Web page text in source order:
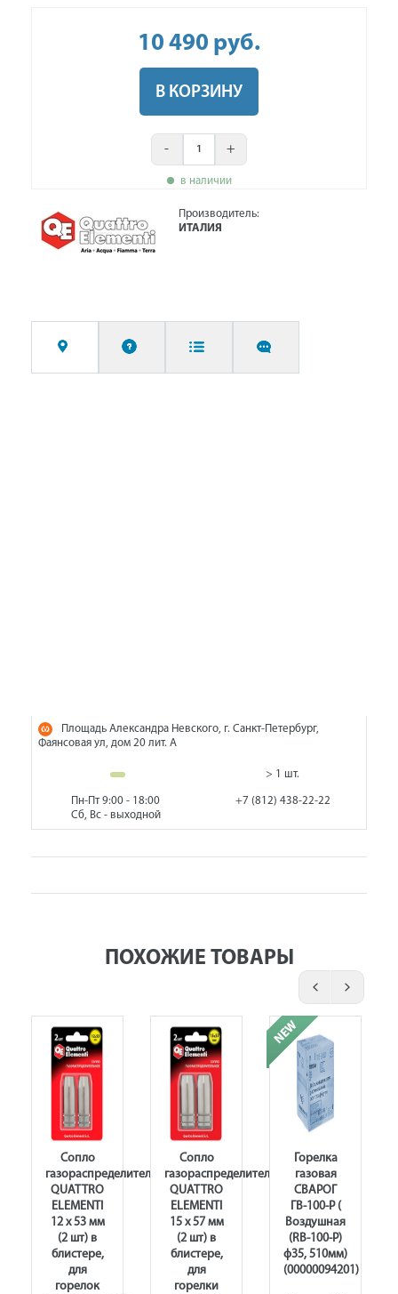
10 490 руб.
В КОРЗИНУ
- +
в наличии
Производитель:
ИТАЛИЯ
Площадь Александра Невского, г. Санкт-Петербург,
Фаянсовая ул, дом 20 лит. А
> 1 шт.
Пн-Пт 9:00 - 18:00
Сб, Вс - выходной
+7 (812) 438-22-22
ПОХОЖИЕ ТОВАРЫ
Сопло
газораспределительное
QUATTRO
ELEMENTI
12 x 53 мм
(2 шт) в
блистере,
для
горелок
Сопло
газораспределительное
QUATTRO
ELEMENTI
15 х 57 мм
(2 шт) в
блистере,
для
горелки
Горелка
газовая
СВАРОГ
ГВ-100-Р (
Воздушная
(RB-100-P)
ф35, 510мм)
(00000094201)